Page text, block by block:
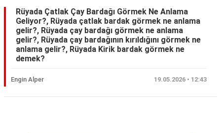
Düğün
Erkek
Eski
Gelin
Rüyada Çatlak Çay Bardağı Görmek Ne Anlama
Geliyor?, Rüyada çatlak bardak görmek ne anlama
gelir?, Rüyada çay bardağı görmek ne anlama
gelir?, Rüyada çay bardağının kırıldığını görmek ne
anlama gelir?, Rüyada Kirik bardak görmek ne
demek?
Engin Alper 19.05.2026 • 12:43